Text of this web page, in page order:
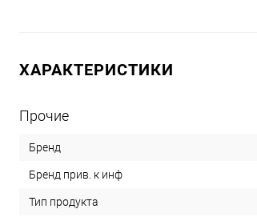
ХАРАКТЕРИСТИКИ
Прочие
Бренд
Бренд прив. к инф
Тип продукта